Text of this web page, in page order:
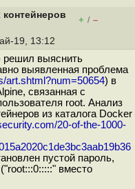
+ / –
19, 13:12
решил выяснить
выявленная проблема
art.shtml?num=50654) в
связанная с
root. Анализ
из каталога Docker
20-of-the-1000-
пустой пароль,
вместо